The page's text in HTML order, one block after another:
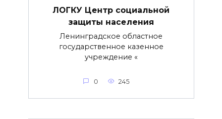
ЛОГКУ Центр социальной
защиты населения
Ленинградское областное
государственное казенное
учреждение «
0 245